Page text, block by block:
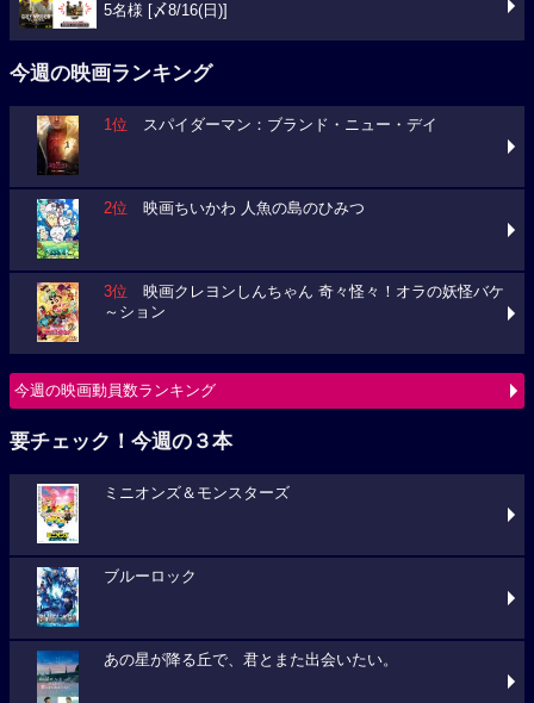
5名様 [〆8/16(日)]
今週の映画ランキング
1位 スパイダーマン：ブランド・ニュー・デイ
2位 映画ちいかわ 人魚の島のひみつ
3位 映画クレヨンしんちゃん 奇々怪々！オラの妖怪バケ
～ション
今週の映画動員数ランキング
要チェック！今週の３本
ミニオンズ＆モンスターズ
ブルーロック
あの星が降る丘で、君とまた出会いたい。